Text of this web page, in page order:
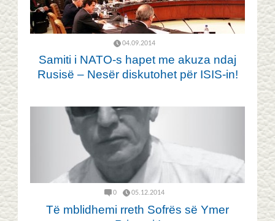
04.09.2014
Samiti i NATO-s hapet me akuza ndaj
Rusisë – Nesër diskutohet për ISIS-in!
0 05.12.2014
Të mblidhemi rreth Sofrës së Ymer